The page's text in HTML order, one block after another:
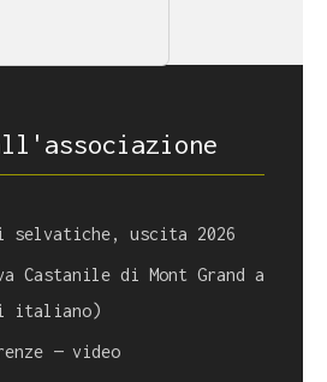
selvatiche, uscita 2026
Castanile di Mont Grand a
italiano)
— video